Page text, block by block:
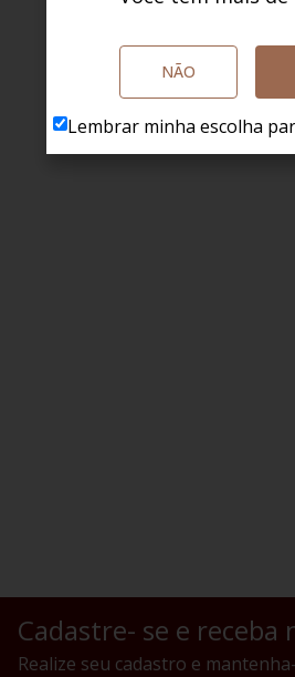
Cadastre- se e receba
Realize seu cadastro e
NÃO
Lembrar minha escolha